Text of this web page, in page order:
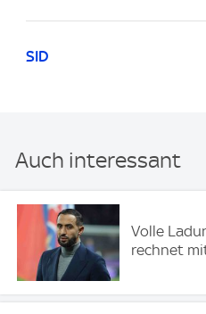
SID
Auch interessant
Volle
rechnet